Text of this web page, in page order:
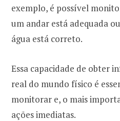
exemplo, é possível
um andar está adequada
água está correto.
Essa capacidade de obter
real do mundo físico é
monitorar e, o mais
ações imediatas.